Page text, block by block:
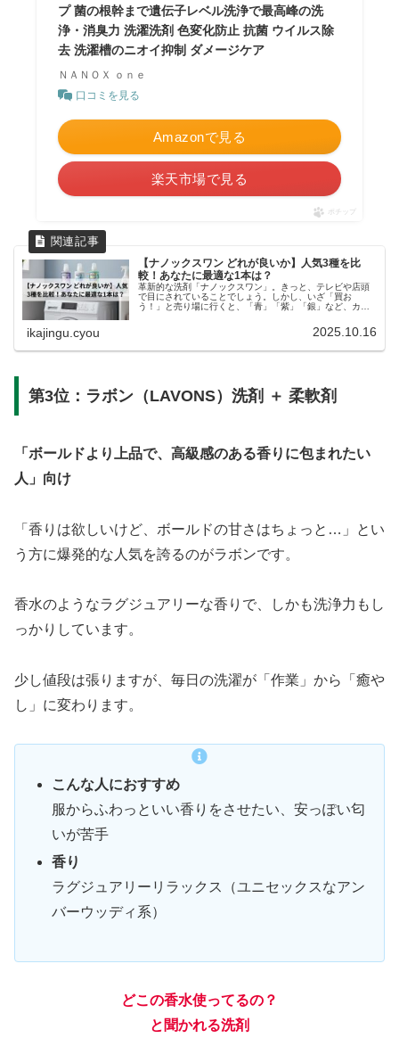
プ 菌の根幹まで遺伝子レベル洗浄で最高峰の洗
浄・消臭力 洗濯洗剤 色変化防止 抗菌 ウイルス除
去 洗濯槽のニオイ抑制 ダメージケア
ＮＡＮＯＸ ｏｎｅ
口コミを見る
Amazonで見る
楽天市場で見る
ポチップ
【ナノックスワン どれが良いか】人気3種を比
較！あなたに最適な1本は？
革新的な洗剤「ナノックスワン」。きっと、テレビや店頭
で目にされていることでしょう。しかし、いざ「買お
う！」と売り場に行くと、「青」「紫」「銀」など、カラ
ikajingu.cyou 2025.10.16
第3位：ラボン（LAVONS）洗剤 ＋ 柔軟剤
「ボールドより上品で、高級感のある香りに包まれたい
人」向け
「香りは欲しいけど、ボールドの甘さはちょっと…」とい
う方に爆発的な人気を誇るのがラボンです。
香水のようなラグジュアリーな香りで、しかも洗浄力もし
っかりしています。
少し値段は張りますが、毎日の洗濯が「作業」から「癒や
し」に変わります。
こんな人におすすめ
服からふわっといい香りをさせたい、安っぽい匂
いが苦手
香り
ラグジュアリーリラックス（ユニセックスなアン
バーウッディ系）
どこの香水使ってるの？
と聞かれる洗剤